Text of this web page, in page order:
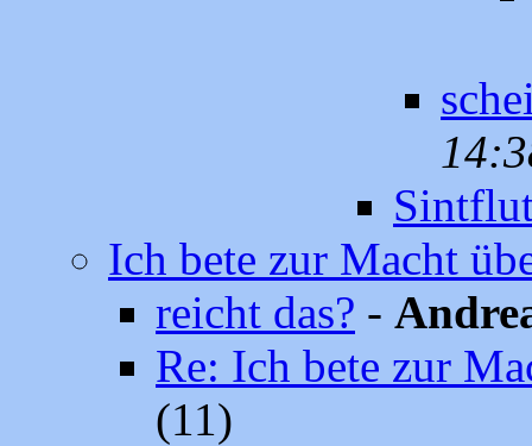
Ich bete zur Macht
reicht das? -
Re: Ich bete zur
(11)